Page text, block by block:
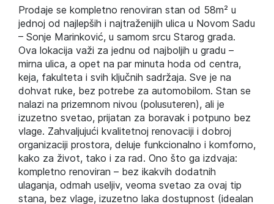
Prodaje se kompletno renoviran stan od 58m² u
jednoj od najlepših i najtraženijih ulica u Novom Sadu
– Sonje Marinković, u samom srcu Starog grada.
Ova lokacija važi za jednu od najboljih u gradu –
mirna ulica, a opet na par minuta hoda od centra,
keja, fakulteta i svih ključnih sadržaja. Sve je na
dohvat ruke, bez potrebe za automobilom. Stan se
nalazi na prizemnom nivou (polusuteren), ali je
izuzetno svetao, prijatan za boravak i potpuno bez
vlage. Zahvaljujući kvalitetnoj renovaciji i dobroj
organizaciji prostora, deluje funkcionalno i komforno,
kako za život, tako i za rad. Ono što ga izdvaja:
kompletno renoviran – bez ikakvih dodatnih
ulaganja, odmah useljiv, veoma svetao za ovaj tip
stana, bez vlage, izuzetno laka dostupnost (idealan